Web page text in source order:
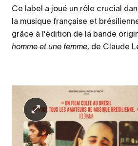
Ce label a joué un rôle crucial
la musique française et
grâce à l’édition de la bande
homme et une femme, de Claude